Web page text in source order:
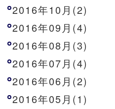
2016年10月(2)
2016年09月(4)
2016年08月(3)
2016年07月(4)
2016年06月(2)
2016年05月(1)